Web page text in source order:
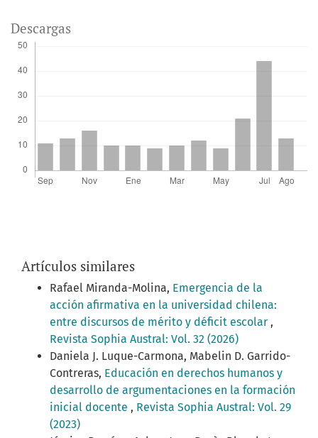
Descargas
Artículos similares
Rafael Miranda-Molina, Emergencia de la
acción afirmativa en la universidad chilena:
entre discursos de mérito y déficit escolar ,
Revista Sophia Austral: Vol. 32 (2026)
Daniela J. Luque-Carmona, Mabelin D. Garrido-
Contreras, Educación en derechos humanos y
desarrollo de argumentaciones en la formación
inicial docente , Revista Sophia Austral: Vol. 29
(2023)